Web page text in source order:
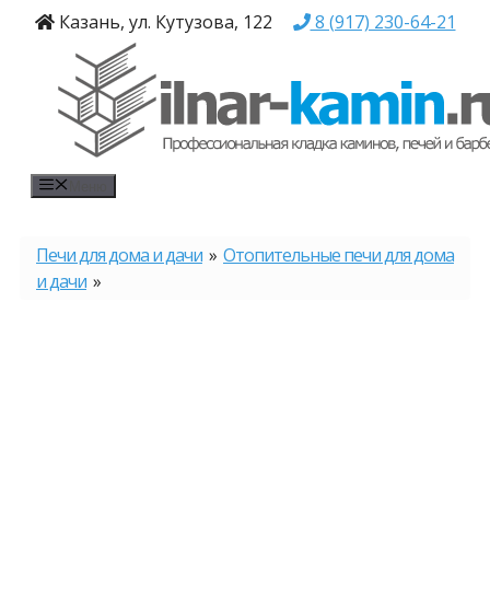
Перейти
содержимому
Казань, ул. Кутузова, 122 8 (917) 230-64-21
Печи для дома и дачи » Отопительные печи для дома
и дачи »